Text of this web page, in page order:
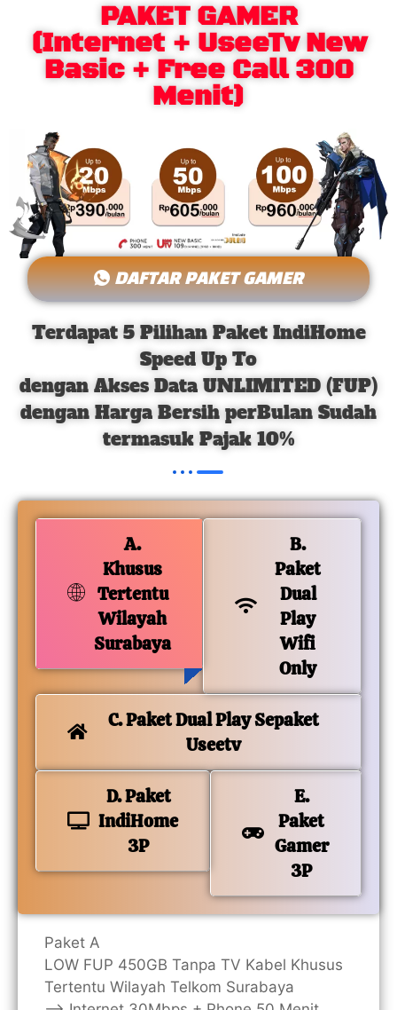
PAKET GAMER
(Internet + UseeTv New
Basic + Free Call 300
Menit)
DAFTAR PAKET GAMER
Terdapat 5 Pilihan Paket IndiHome
Speed Up To
dengan Akses Data UNLIMITED (FUP)
dengan Harga Bersih perBulan Sudah
termasuk Pajak 10%
A.
Khusus
Tertentu
Wilayah
Surabaya
B.
Paket
Dual
Play
Wifi
Only
C. Paket Dual Play Sepaket
Useetv
D. Paket
IndiHome
3P
E.
Paket
Gamer
3P
Paket A
LOW FUP 450GB Tanpa TV Kabel Khusus
Tertentu Wilayah Telkom Surabaya